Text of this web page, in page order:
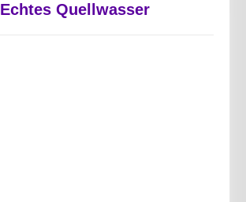
Echtes Quellwasser